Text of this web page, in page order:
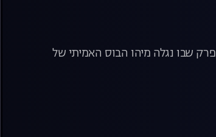
שבו נגלה מיהו הבוס האמיתי של